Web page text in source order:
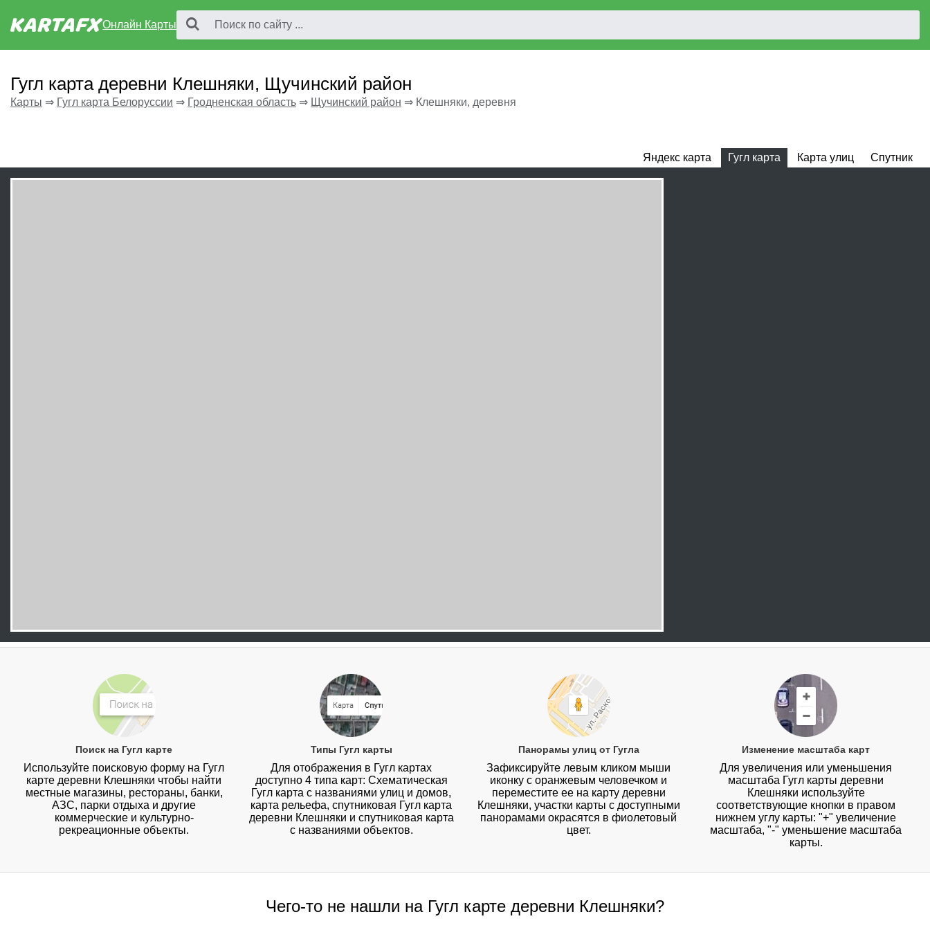
Онлайн Карты
Гугл карта деревни Клешняки, Щучинский район
Карты ⇒ Гугл карта Белоруссии ⇒ Гродненская область ⇒ Щучинский район ⇒ Клешняки, деревня
Яндекс карта Гугл карта Карта улиц Спутник
Поиск на Гугл карте
Используйте поисковую форму на Гугл
карте деревни Клешняки чтобы найти
местные магазины, рестораны, банки,
АЗС, парки отдыха и другие
коммерческие и культурно-
рекреационные объекты.
Типы Гугл карты
Для отображения в Гугл картах
доступно 4 типа карт: Схематическая
Гугл карта с названиями улиц и домов,
карта рельефа, спутниковая Гугл карта
деревни Клешняки и спутниковая карта
с названиями объектов.
Панорамы улиц от Гугла
Зафиксируйте левым кликом мыши
иконку с оранжевым человечком и
переместите ее на карту деревни
Клешняки, участки карты с доступными
панорамами окрасятся в фиолетовый
цвет.
Изменение масштаба карт
Для увеличения или уменьшения
масштаба Гугл карты деревни
Клешняки используйте
соответствующие кнопки в правом
нижнем углу карты: "+" увеличение
масштаба, "-" уменьшение масштаба
карты.
Чего-то не нашли на Гугл карте деревни Клешняки?